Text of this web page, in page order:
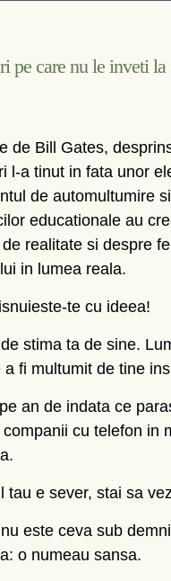
pe care nu le inveti la
de Bill Gates,
l-a tinut in fata unor
de automultumire
educationale au
realitate si despre
in lumea reala.
te cu ideea!
stima ta de sine.
fi multumit de tine
an de indata ce
cu telefon in
tau e sever, stai sa
este ceva sub
o numeau sansa.